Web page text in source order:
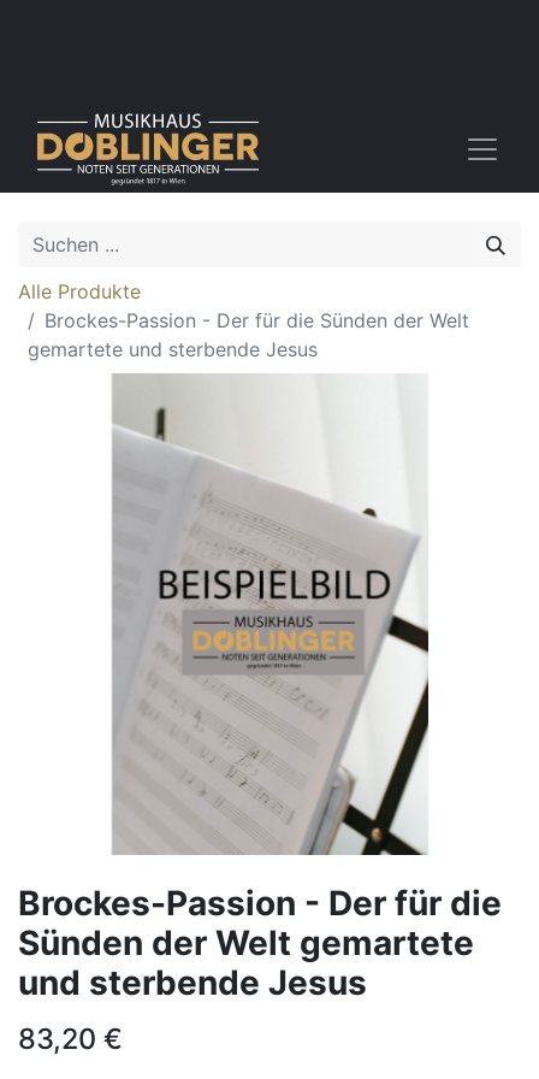
Alle Produkte
Brockes-Passion - Der für die Sünden der Welt
gemartete und sterbende Jesus
Brockes-Passion - Der für die
Sünden der Welt gemartete
und sterbende Jesus
83,20 €